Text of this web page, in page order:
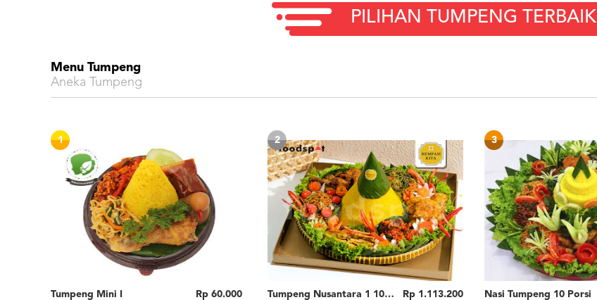
PILIHAN TUMPENG TERBAIK
Menu Tumpeng
Aneka Tumpeng
1
Tumpeng Mini I
Rp 60.000
2
Tumpeng Nusantara 1 10Pax
Rp 1.113.200
3
Nasi Tumpeng 10 Porsi